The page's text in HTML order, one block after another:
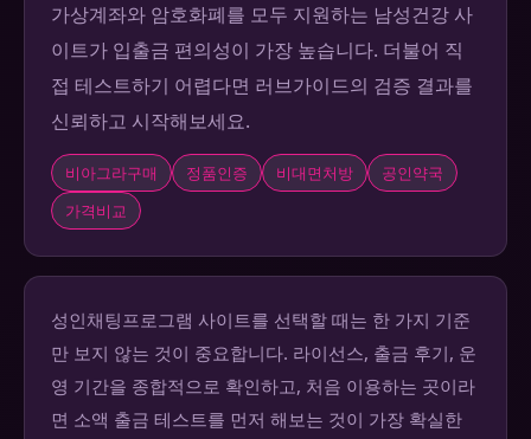
가상계좌와 암호화폐를 모두 지원하는 남성건강 사
이트가 입출금 편의성이 가장 높습니다. 더불어 직
접 테스트하기 어렵다면 러브가이드의 검증 결과를
신뢰하고 시작해보세요.
비아그라구매 정품인증 비대면처방
공인약국
가격비교
성인채팅프로그램 사이트를 선택할 때는 한 가지 기준
만 보지 않는 것이 중요합니다. 라이선스, 출금 후기, 운
영 기간을 종합적으로 확인하고, 처음 이용하는 곳이라
면 소액 출금 테스트를 먼저 해보는 것이 가장 확실한